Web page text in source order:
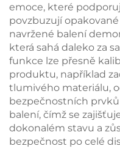
emoce, které
povzbuzují
navržené balení
která sahá daleko za
funkce lze přesně
produktu, například
tlumivého materiálu,
bezpečnostních
balení, čímž se
dokonalém stavu a
bezpečnost po celé